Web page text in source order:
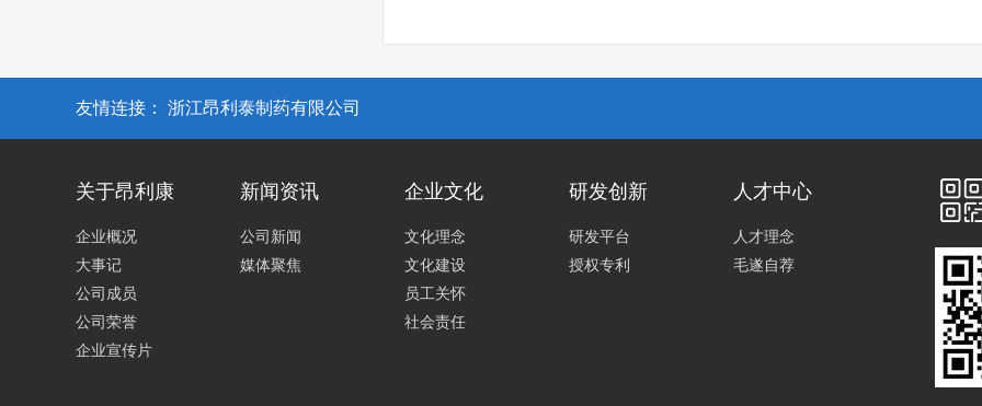
友情连接： 浙江昂利泰制药有限公司
关于昂利康
企业概况
大事记
公司成员
公司荣誉
企业宣传片
新闻资讯
公司新闻
媒体聚焦
企业文化
文化理念
文化建设
员工关怀
社会责任
研发创新
研发平台
授权专利
人才中心
人才理念
毛遂自荐